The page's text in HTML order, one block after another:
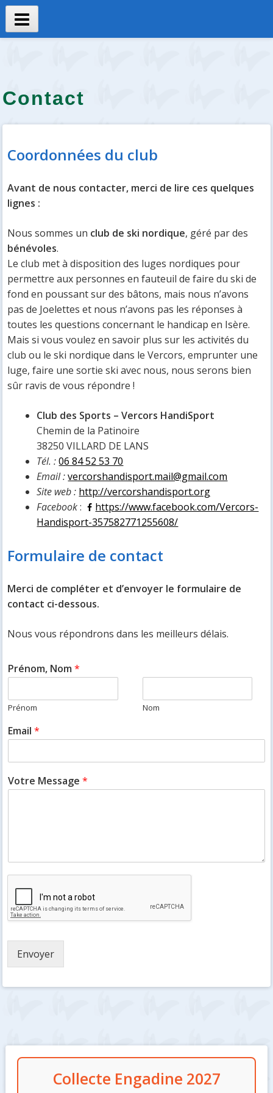
Aller
contenu
Menu
Contact
Coordonnées du club
Avant de nous contacter, merci de lire ces quelques
lignes :
Nous sommes un club de ski nordique, géré par des
bénévoles.
Le club met à disposition des luges nordiques pour
permettre aux personnes en fauteuil de faire du ski de
fond en poussant sur des bâtons, mais nous n’avons
pas de Joelettes et nous n’avons pas les réponses à
toutes les questions concernant le handicap en Isère.
Mais si vous voulez en savoir plus sur les activités du
club ou le ski nordique dans le Vercors, emprunter une
luge, faire une sortie ski avec nous, nous serons bien
sûr ravis de vous répondre !
Club des Sports – Vercors HandiSport
Chemin de la Patinoire
38250 VILLARD DE LANS
Tél. : 06 84 52 53 70
Email : vercorshandisport.mail@gmail.com
Site web : http://vercorshandisport.org
Facebook:
https://www.facebook.com/Vercors-
Handisport-357582771255608/
Formulaire de contact
Merci de compléter et d’envoyer le formulaire de
contact ci-dessous.
Nous vous répondrons dans les meilleurs délais.
Prénom, Nom*
Prénom Nom
Email*
Votre Message*
Envoyer
Colonne
latéraleCollecte Engadine 2027